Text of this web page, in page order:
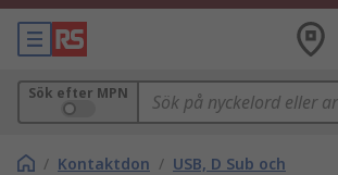
Sök efter MPN
/ Kontaktdon / USB, D Sub och